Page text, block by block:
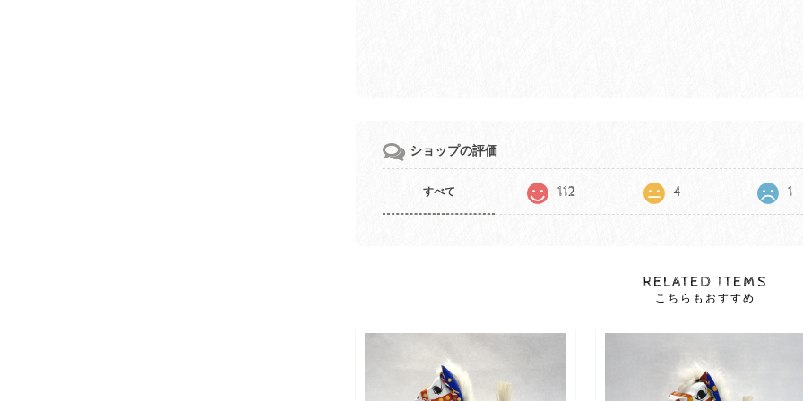
ショップの評価
すべて 112 4 1
RELATED ITEMS
こちらもおすすめ